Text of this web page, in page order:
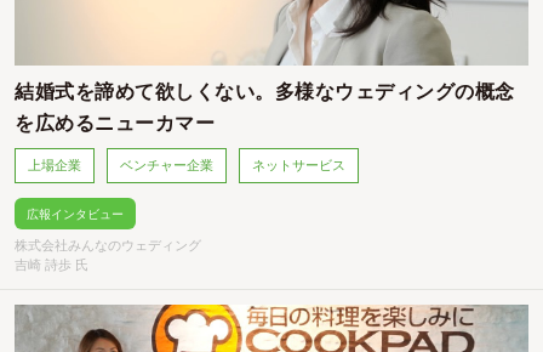
結婚式を諦めて欲しくない。多様なウェディングの概念
を広めるニューカマー
上場企業 ベンチャー企業 ネットサービス
広報インタビュー
株式会社みんなのウェディング
吉崎 詩歩 氏